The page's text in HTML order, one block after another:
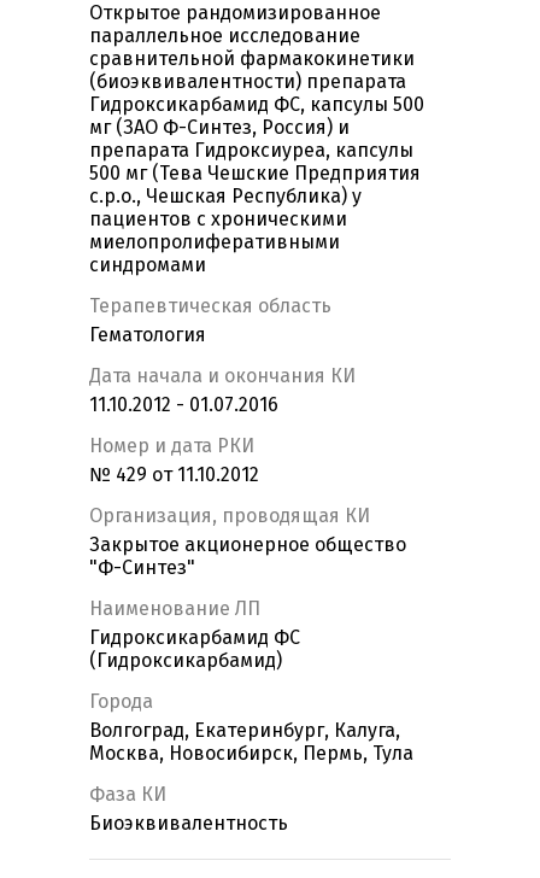
Открытое рандомизированное
параллельное исследование
сравнительной фармакокинетики
(биоэквивалентности) препарата
Гидроксикарбамид ФС, капсулы 500
мг (ЗАО Ф-Синтез, Россия) и
препарата Гидроксиуреа, капсулы
500 мг (Тева Чешские Предприятия
с.р.о., Чешская Республика) у
пациентов с хроническими
миелопролиферативными
синдромами
Терапевтическая область
Гематология
Дата начала и окончания КИ
11.10.2012 - 01.07.2016
Номер и дата РКИ
№ 429 от 11.10.2012
Организация, проводящая КИ
Закрытое акционерное общество
"Ф-Синтез"
Наименование ЛП
Гидроксикарбамид ФС
(Гидроксикарбамид)
Города
Волгоград, Екатеринбург, Калуга,
Москва, Новосибирск, Пермь, Тула
Фаза КИ
Биоэквивалентность